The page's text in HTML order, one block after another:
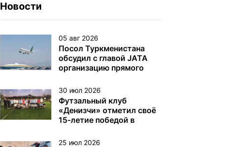
Новости
05 авг 2026
Посол Туркменистана
обсудил с главой JATA
организацию прямого
30 июл 2026
Футзальный клуб
«Денизчи» отметил своё
15-летие победой в
«Денизчи»
25 июл 2026